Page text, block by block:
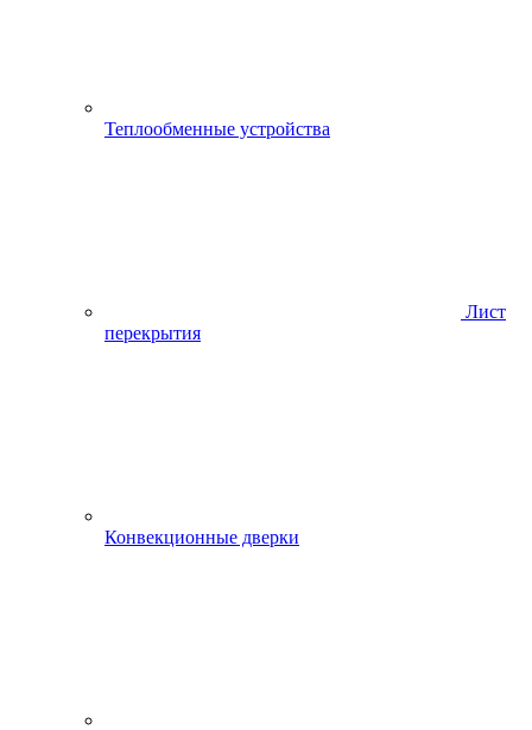
Теплообменные устройства
Лист
перекрытия
Конвекционные дверки